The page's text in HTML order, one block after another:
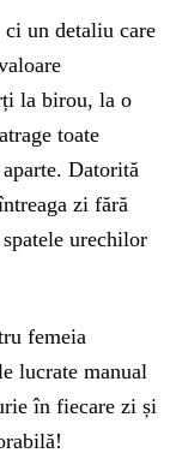
ci un detaliu care
la birou, la o
toate
Datorită
zi fără
urechilor
femeia
lucrate manual
în fiecare zi și